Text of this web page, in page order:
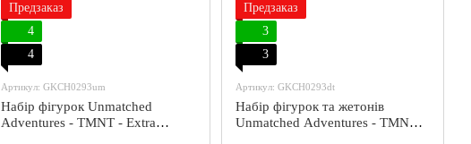
Предзаказ
4
4
Артикул: GKCH0293um
Набір фігурок Unmatched
Adventures - TMNT - Extra
Предзаказ
3
3
Артикул: GKCH0293dt
Набір фігурок та жетонів
Unmatched Adventures - TMNT -